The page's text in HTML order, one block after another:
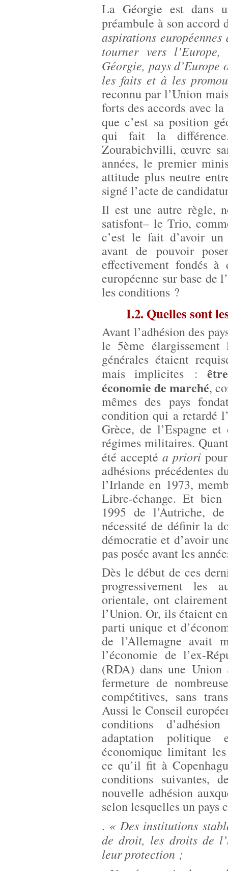
La Géorgie est dans
préambule à son accord
aspirations
tourner vers
Géorgie, pays
les faits et à les
reconnu par l’Union
forts des accords avec
que c’est sa position
qui fait la
Zourabichvilli, œuvre
années, le premier
attitude plus neutre
signé l’acte de
Il est une autre règle,
satisfont– le Trio,
c’est le fait d’avoir un
avant de pouvoir
effectivement fondés à
européenne sur base de
les conditions ?
I.2. Quelles sont
Avant l’adhésion des
le 5ème
générales étaient
mais implicites :
économie de marché,
mêmes des pays
condition qui a retardé
Grèce, de l’Espagne
régimes militaires.
été acceptéa priori
adhésions précédentes
l’Irlande en 1973,
Libre-échange. Et
1995 de l’Autriche,
nécessité de définir la
démocratie et d’avoir
pas posée avant les
Dès le début de ces
progressivement les
orientale, ont
l’Union. Or, ils étaient
parti unique et
de l’Allemagne avait
l’économie de l’ex-
(RDA) dans une Union
fermeture de
compétitives, sans
Aussi le Conseil
conditions
adaptation
économique limitant les
ce qu’il fit à
conditions suivantes,
nouvelle adhésion
selon lesquelles un
. « Des institutions
de droit, les droits de
leur protection ;